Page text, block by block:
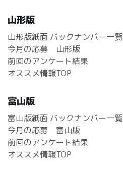
山形版
山形版紙面 バックナンバー一覧
今月の応募 山形版
前回のアンケート結果
オススメ情報TOP
富山版
富山版紙面 バックナンバー一覧
今月の応募 富山版
前回のアンケート結果
オススメ情報TOP